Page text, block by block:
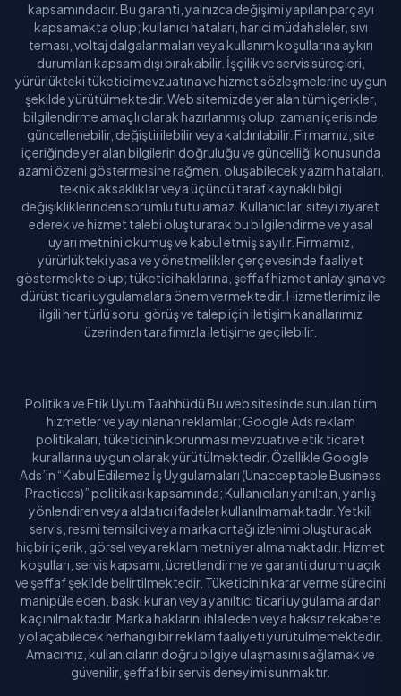
kapsamındadır. Bu garanti, yalnızca değişimi yapılan parçayı
kapsamakta olup; kullanıcı hataları, harici müdahaleler, sıvı
teması, voltaj dalgalanmaları veya kullanım koşullarına aykırı
durumları kapsam dışı bırakabilir. İşçilik ve servis süreçleri,
yürürlükteki tüketici mevzuatına ve hizmet sözleşmelerine uygun
şekilde yürütülmektedir. Web sitemizde yer alan tüm içerikler,
bilgilendirme amaçlı olarak hazırlanmış olup; zaman içerisinde
güncellenebilir, değiştirilebilir veya kaldırılabilir. Firmamız, site
içeriğinde yer alan bilgilerin doğruluğu ve güncelliği konusunda
azami özeni göstermesine rağmen, oluşabilecek yazım hataları,
teknik aksaklıklar veya üçüncü taraf kaynaklı bilgi
değişikliklerinden sorumlu tutulamaz. Kullanıcılar, siteyi ziyaret
ederek ve hizmet talebi oluşturarak bu bilgilendirme ve yasal
uyarı metnini okumuş ve kabul etmiş sayılır. Firmamız,
yürürlükteki yasa ve yönetmelikler çerçevesinde faaliyet
göstermekte olup; tüketici haklarına, şeffaf hizmet anlayışına ve
dürüst ticari uygulamalara önem vermektedir. Hizmetlerimiz ile
ilgili her türlü soru, görüş ve talep için iletişim kanallarımız
üzerinden tarafımızla iletişime geçilebilir.
Politika ve Etik Uyum Taahhüdü Bu web sitesinde sunulan tüm
hizmetler ve yayınlanan reklamlar; Google Ads reklam
politikaları, tüketicinin korunması mevzuatı ve etik ticaret
kurallarına uygun olarak yürütülmektedir. Özellikle Google
Ads’in “Kabul Edilemez İş Uygulamaları (Unacceptable Business
Practices)” politikası kapsamında; Kullanıcıları yanıltan, yanlış
yönlendiren veya aldatıcı ifadeler kullanılmamaktadır. Yetkili
servis, resmi temsilci veya marka ortağı izlenimi oluşturacak
hiçbir içerik, görsel veya reklam metni yer almamaktadır. Hizmet
koşulları, servis kapsamı, ücretlendirme ve garanti durumu açık
ve şeffaf şekilde belirtilmektedir. Tüketicinin karar verme sürecini
manipüle eden, baskı kuran veya yanıltıcı ticari uygulamalardan
kaçınılmaktadır. Marka haklarını ihlal eden veya haksız rekabete
yol açabilecek herhangi bir reklam faaliyeti yürütülmemektedir.
Amacımız, kullanıcıların doğru bilgiye ulaşmasını sağlamak ve
güvenilir, şeffaf bir servis deneyimi sunmaktır.